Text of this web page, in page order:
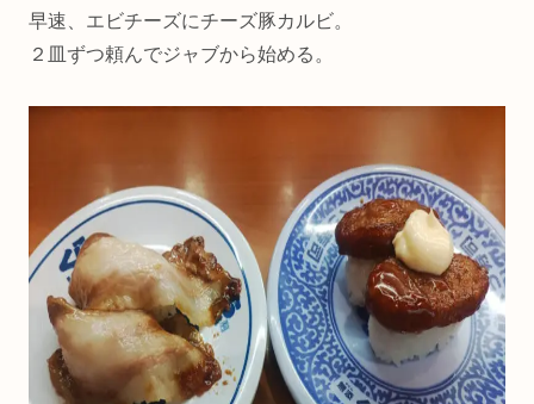
早速、エビチーズにチーズ豚カルビ。
２皿ずつ頼んでジャブから始める。